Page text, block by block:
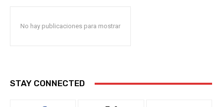
No hay publicaciones para mostrar
STAY CONNECTED